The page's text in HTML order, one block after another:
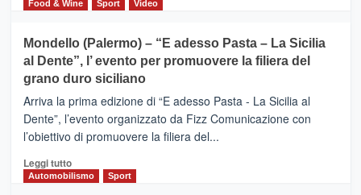
e
messaggi
di
di
CASTIGLIONE
DI
SICILIA
(Ct)
–
Il
Borgo
Gusto,
il
Food & Wine
Sport Video
Mondello (Palermo) – “E adesso Pasta – La Sicilia
al Dente”, l’ evento per promuovere la filiera del
grano duro siciliano
Arriva la prima edizione di “E adesso Pasta - La Sicilia al
Dente”, l’evento organizzato da Fizz Comunicazione con
l’obiettivo di promuovere la filiera del...
Leggi tuttoLeggi
di
Automobilismo Sport